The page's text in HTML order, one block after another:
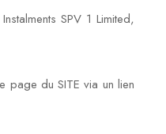
SPV 1 Limited,
page du SITE via un lien